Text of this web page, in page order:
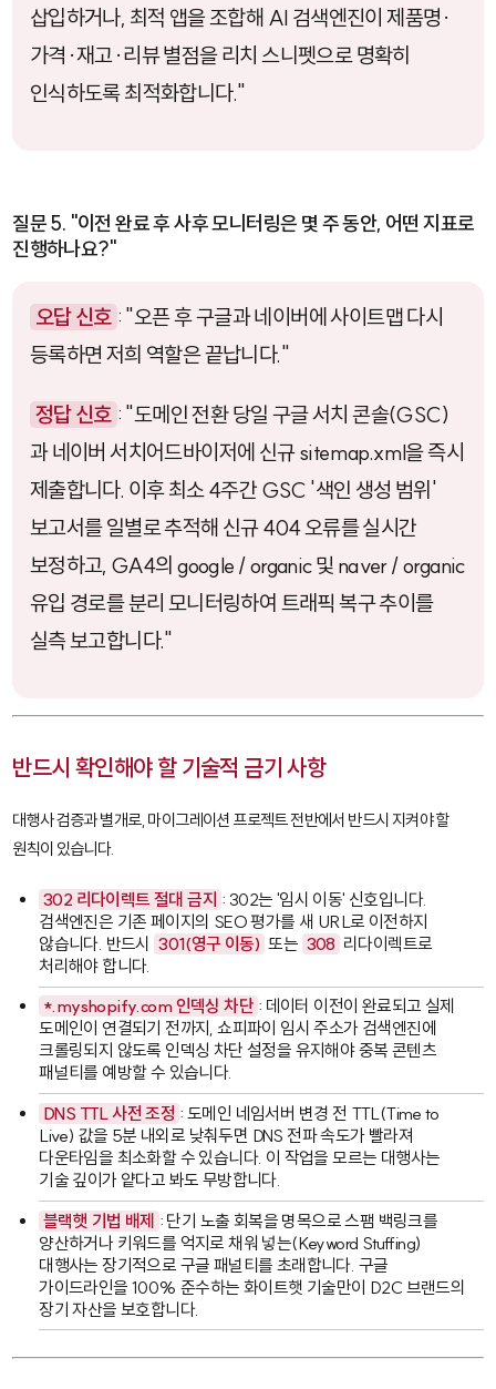
삽입하거나, 최적 앱을 조합해 AI 검색엔진이 제품명·
가격·재고·리뷰 별점을 리치 스니펫으로 명확히
인식하도록 최적화합니다."
질문 5. "이전 완료 후 사후 모니터링은 몇 주 동안, 어떤 지표로
진행하나요?"
오답 신호 : "오픈 후 구글과 네이버에 사이트맵 다시
등록하면 저희 역할은 끝납니다."
정답 신호 : "도메인 전환 당일 구글 서치 콘솔(GSC)
과 네이버 서치어드바이저에 신규sitemap.xml을 즉시
제출합니다. 이후 최소 4주간 GSC '색인 생성 범위'
보고서를 일별로 추적해 신규 404 오류를 실시간
보정하고, GA4의google / organic및 naver / organic
유입 경로를 분리 모니터링하여 트래픽 복구 추이를
실측 보고합니다."
반드시 확인해야 할 기술적 금기 사항
대행사 검증과 별개로, 마이그레이션 프로젝트 전반에서 반드시 지켜야 할
원칙이 있습니다.
302 리다이렉트 절대 금지 : 302는 '임시 이동' 신호입니다.
검색엔진은 기존 페이지의 SEO 평가를 새 URL로 이전하지
않습니다. 반드시 301(영구 이동) 또는 308 리다이렉트로
처리해야 합니다.
*.myshopify.com인덱싱 차단 : 데이터 이전이 완료되고 실제
도메인이 연결되기 전까지, 쇼피파이 임시 주소가 검색엔진에
크롤링되지 않도록 인덱싱 차단 설정을 유지해야 중복 콘텐츠
패널티를 예방할 수 있습니다.
DNS TTL 사전 조정 : 도메인 네임서버 변경 전 TTL(Time to
Live) 값을 5분 내외로 낮춰두면 DNS 전파 속도가 빨라져
다운타임을 최소화할 수 있습니다. 이 작업을 모르는 대행사는
기술 깊이가 얕다고 봐도 무방합니다.
블랙햇 기법 배제 : 단기 노출 회복을 명목으로 스팸 백링크를
양산하거나 키워드를 억지로 채워 넣는(Keyword Stuffing)
대행사는 장기적으로 구글 패널티를 초래합니다. 구글
가이드라인을 100% 준수하는 화이트햇 기술만이 D2C 브랜드의
장기 자산을 보호합니다.